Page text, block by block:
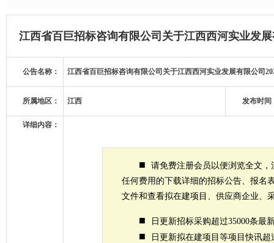
江西省百巨招标咨询有限公司关于江西西河实业发
公告名称： 江西省百巨招标咨询有限公司关于江西西河实业发展有限公司
所属地区： 江西 发布时间
详细内容：
■
请免费注册会员以便浏览全文
任何费用的下载详细的招标公告、报名
文件和查看拟在建项目、供应商企业、
■ 日更新招标采购超过35000条最
■ 日更新拟在建项目等项目快讯超